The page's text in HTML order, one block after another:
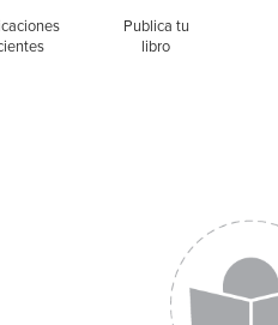
Publica tu
libro